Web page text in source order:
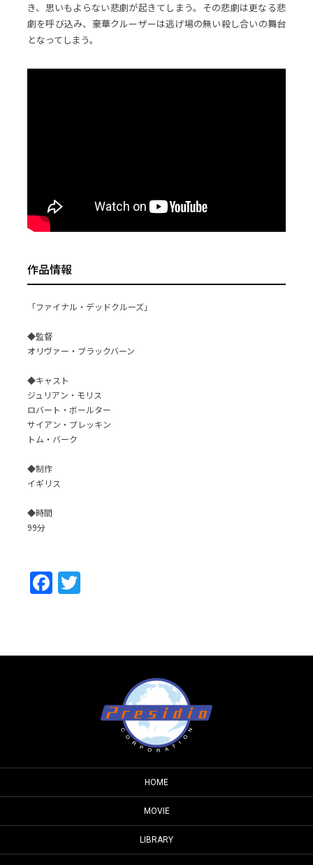
き、思いもよらない悲劇が起きてしまう。その悲劇は更なる悲
劇を呼び込み、豪華クルーザーは逃げ場の無い殺し合いの舞台
となってしまう。
作品情報
「ファイナル・デッドクルーズ」
◆監督
オリヴァー・ブラックバーン
◆キャスト
ジュリアン・モリス
ロバート・ボールター
サイアン・ブレッキン
トム・バーク
◆制作
イギリス
◆時間
99分
Facebook
Twitter
HOME
MOVIE
LIBRARY